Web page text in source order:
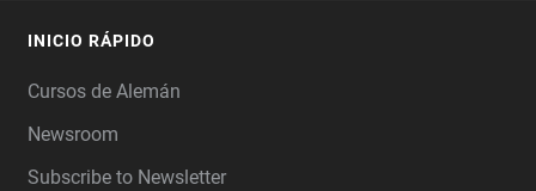
INICIO RÁPIDO
Cursos de Alemán
Newsroom
Subscribe to Newsletter